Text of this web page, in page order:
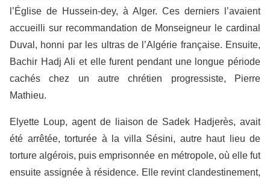
l’Église de Hussein-dey, à Alger. Ces derniers l’avaient
accueilli sur recommandation de Monseigneur le cardinal
Duval, honni par les ultras de l’Algérie française. Ensuite,
Bachir Hadj Ali et elle furent pendant une longue période
cachés chez un autre chrétien progressiste, Pierre
Mathieu.
Elyette Loup, agent de liaison de Sadek Hadjerès, avait
été arrêtée, torturée à la villa Sésini, autre haut lieu de
torture algérois, puis emprisonnée en métropole, où elle fut
ensuite assignée à résidence. Elle revint clandestinement,